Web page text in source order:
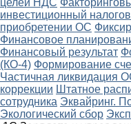
целей НДС
инвестиционный
приобретении ОС
Финансовое
Финансовый результат
(КО-4) Формирование
Частичная ликвидация
коррекции Штатное
сотрудника Эквайринг.
Экологический сбор